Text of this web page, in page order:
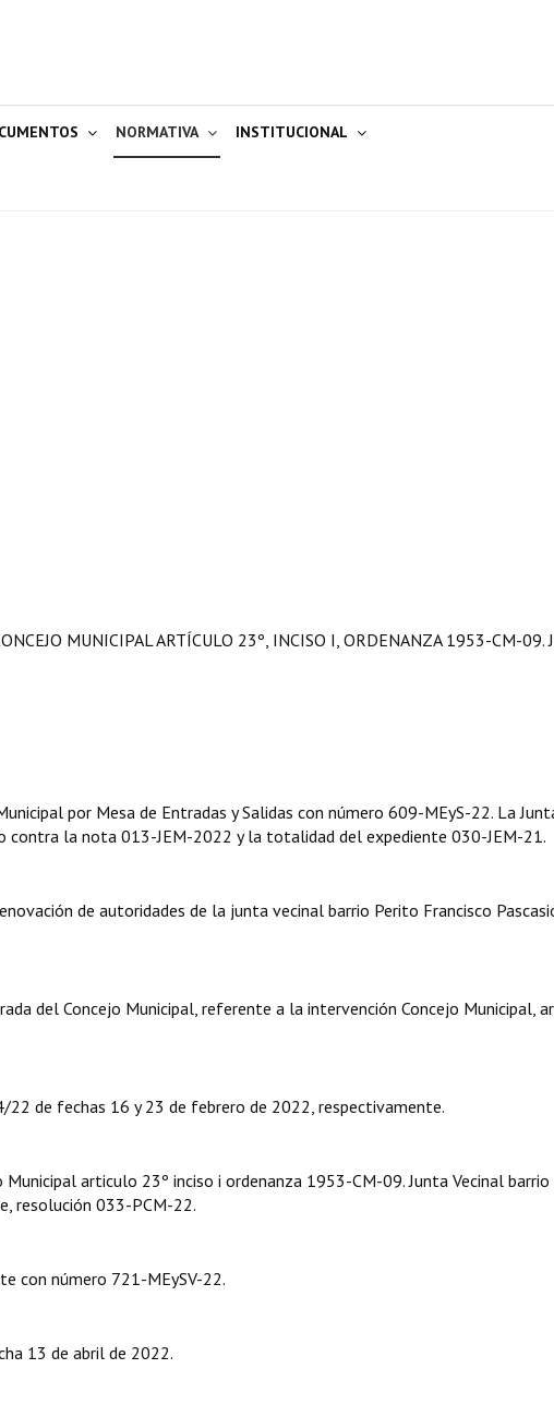
NORMATIVA INSTITUCIONAL
MUNICIPAL ARTÍCULO 23º, INCISO I, ORDENANZA 1953-CM-09.
por Mesa de Entradas y Salidas con número 609-MEyS-22. La
contra la nota 013-JEM-2022 y la totalidad del expediente 030-JEM-21.
de autoridades de la junta vecinal barrio Perito Francisco
del Concejo Municipal, referente a la intervención Concejo Municipal,
de fechas 16 y 23 de febrero de 2022, respectivamente.
articulo 23º inciso i ordenanza 1953-CM-09. Junta Vecinal
resolución 033-PCM-22.
con número 721-MEySV-22.
13 de abril de 2022.